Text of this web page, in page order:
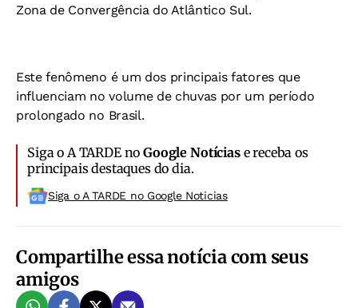
Zona de Convergência do Atlântico Sul.
Este fenômeno é um dos principais fatores que
influenciam no volume de chuvas por um período
prolongado no Brasil.
Siga o A TARDE noGoogle Notíciase receba os
principais destaques do dia.
Siga o A TARDE no Google Noticias
Compartilhe essa notícia com seus
amigos